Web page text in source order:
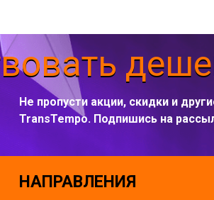
Не пропусти акции, скидки и
TransTempo. Подпишись на
НАПРАВЛЕНИЯ